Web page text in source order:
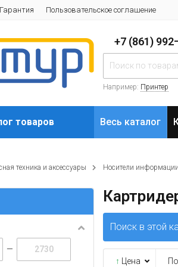
Гарантия Пользовательское соглашение
+7 (861)
Например: Принтер
товаров Весь каталог
техника и аксессуары Носители
—
Поиск в этой
↑ Цена